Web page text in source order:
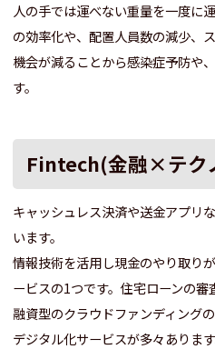
人の手では運べない重量を一度に
の効率化や、配置人員数の減少、
機会が減ることから感染症予防や
す。
Fintech(金融×テク
キャッシュレス決済や送金アプリ
います。
情報技術を活用し現金のやり取り
ービスの1つです。住宅ローンの審
融資型のクラウドファンディング
デジタル化サービスが多々あります